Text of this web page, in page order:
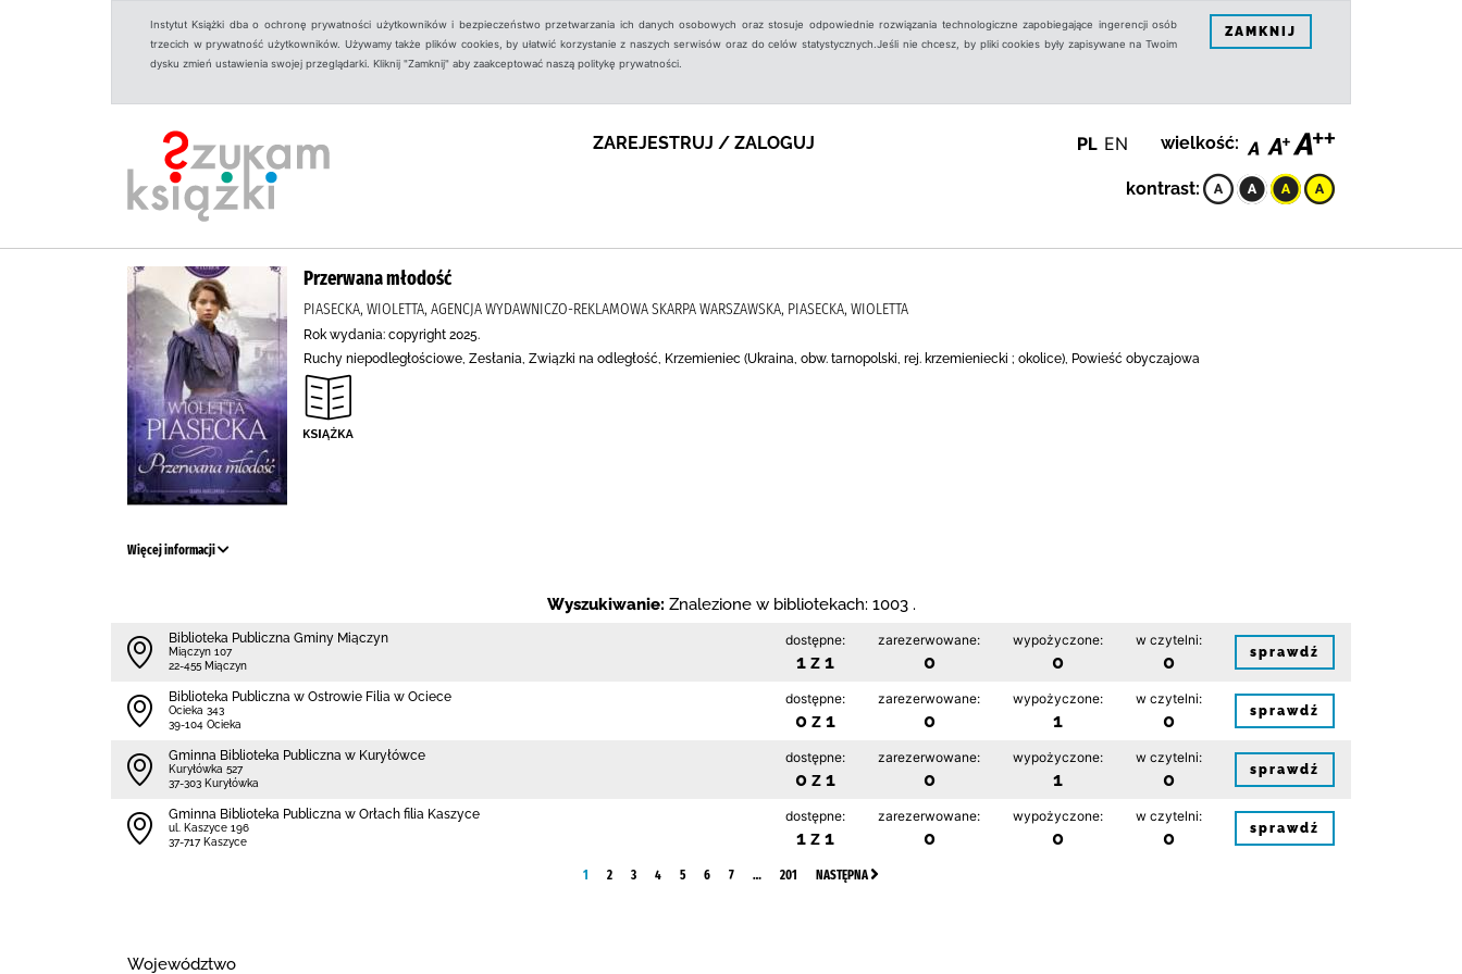
Instytut Książki dba o ochronę prywatności użytkowników i bezpieczeństwo przetwarzania ich danych osobowych oraz stosuje odpowiednie rozwiązania technologiczne zapobiegające ingerencji osób
trzecich w prywatność użytkowników. Używamy także plików cookies, by ułatwić korzystanie z naszych serwisów oraz do celów statystycznych.Jeśli nie chcesz, by pliki cookies były zapisywane na Twoim
dysku zmień ustawienia swojej przeglądarki. Kliknij "Zamknij" aby zaakceptować naszą politykę prywatności.
ZAMKNIJ
ZAREJESTRUJ / ZALOGUJ PL EN wielkość:
kontrast:
Przerwana młodość
PIASECKA, WIOLETTA, AGENCJA WYDAWNICZO-REKLAMOWA SKARPA WARSZAWSKA, PIASECKA, WIOLETTA
Rok wydania: copyright 2025.
Ruchy niepodległościowe, Zesłania, Związki na odległość, Krzemieniec (Ukraina, obw. tarnopolski, rej. krzemieniecki ; okolice), Powieść obyczajowa
Więcej informacji
Wyszukiwanie: Znalezione w bibliotekach: 1003 .
Biblioteka Publiczna Gminy Miączyn
Miączyn 107
22-455 Miączyn
dostępne:
1 z 1
zarezerwowane:
0
wypożyczone:
0
w czytelni:
0 sprawdź
Biblioteka Publiczna w Ostrowie Filia w Ociece
Ocieka 343
39-104 Ocieka
dostępne:
0 z 1
zarezerwowane:
0
wypożyczone:
1
w czytelni:
0 sprawdź
Gminna Biblioteka Publiczna w Kuryłówce
Kuryłówka 527
37-303 Kuryłówka
dostępne:
0 z 1
zarezerwowane:
0
wypożyczone:
1
w czytelni:
0 sprawdź
Gminna Biblioteka Publiczna w Orłach filia Kaszyce
ul. Kaszyce 196
37-717 Kaszyce
dostępne:
1 z 1
zarezerwowane:
0
wypożyczone:
0
w czytelni:
0 sprawdź
1 2 3 4 5 6 7 … 201 NASTĘPNA
Województwo